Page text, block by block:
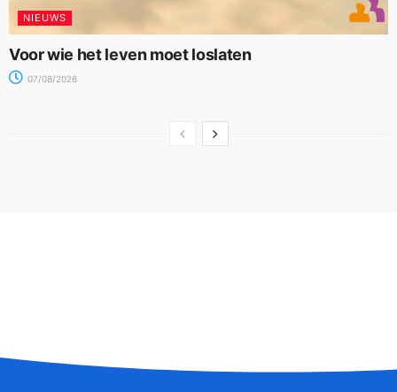
NIEUWS
Voor wie het leven moet loslaten
07/08/2026